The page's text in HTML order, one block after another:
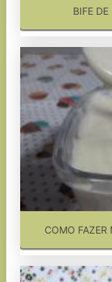
BIFE DE
COMO FAZER